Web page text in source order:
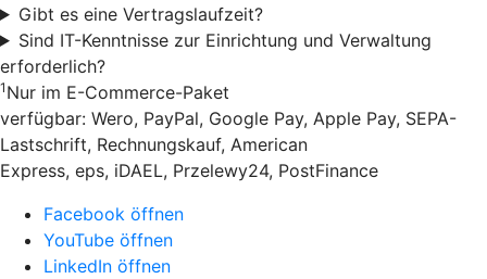
Gibt es eine Vertragslaufzeit?
Sind IT-Kenntnisse zur Einrichtung und Verwaltung
erforderlich?
1 Nur im E-Commerce-Paket
verfügbar: Wero, PayPal, Google Pay, Apple Pay, SEPA-
Lastschrift, Rechnungskauf, American
Express, eps, iDAEL, Przelewy24, PostFinance
Facebook öffnen
YouTube öffnen
LinkedIn öffnen